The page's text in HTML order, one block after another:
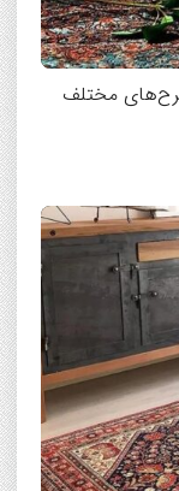
مختلف